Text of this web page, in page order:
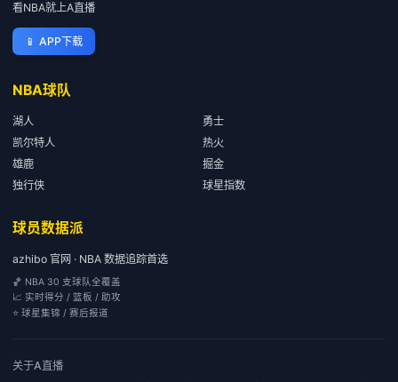
看NBA就上A直播
📱 APP下载
NBA球队
湖人
勇士
凯尔特人
热火
雄鹿
掘金
独行侠
球星指数
球员数据派
azhibo 官网 · NBA 数据追踪首选
🏀 NBA 30 支球队全覆盖
📈 实时得分 / 篮板 / 助攻
⭐ 球星集锦 / 赛后报道
关于A直播